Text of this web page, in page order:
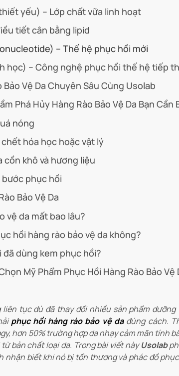
yếu) – Lớp chất vữa linh hoạt
tiết cân bằng lipid
– Thế hệ phục hồi mới
học) – Công nghệ phục hồi thế hệ tiếp
Vệ Da Chuyên Sâu Cùng Usolab
Phá Hủy Hàng Rào Bảo Vệ Da Bạn Cần
nóng
hóa học hoặc vật lý
cồn khô và hương liệu
phục hồi
Bảo Vệ Da
vệ da mất bao lâu?
hồi hàng rào bảo vệ da không?
đã dùng kem phục hồi?
Mỹ Phẩm Phục Hồi Hàng Rào Bảo Vệ
tục dù đã thay đổi nhiều sản phẩm dưỡng
phục hồi hàng rào bảo vệ dađúng cách.
hơn 50% trường hợp da nhạy cảm mãn tính
bản chất loại da. Trong bài viết nàyUsolab
nhận biết khi nó bị tổn thương và phác đồ